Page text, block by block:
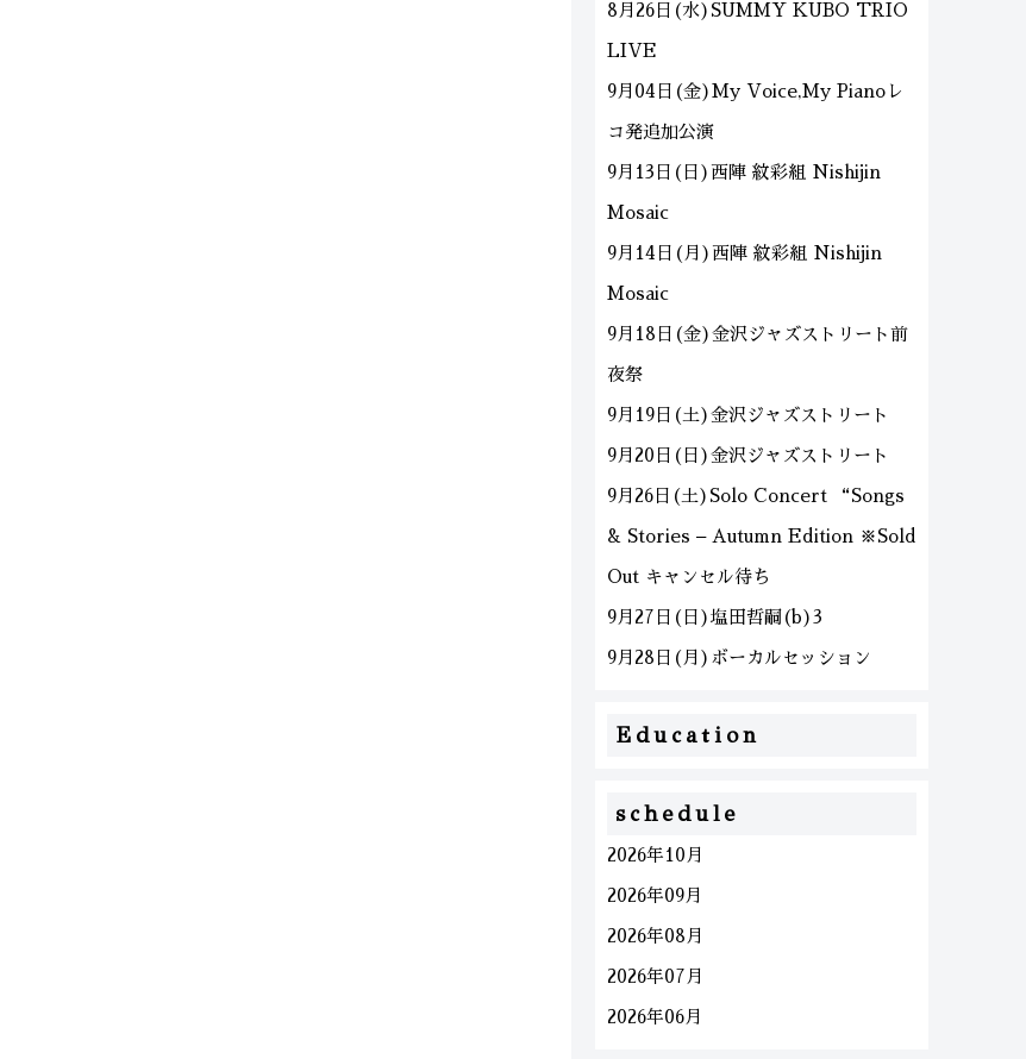
8月26日(水)SUMMY KUBO TRIO
LIVE
9月04日(金)My Voice,My Pianoレ
コ発追加公演
9月13日(日)西陣 紋彩組 Nishijin
Mosaic
9月14日(月)西陣 紋彩組 Nishijin
Mosaic
9月18日(金)金沢ジャズストリート前
夜祭
9月19日(土)金沢ジャズストリート
9月20日(日)金沢ジャズストリート
9月26日(土)Solo Concert “Songs
& Stories – Autumn Edition ※Sold
Out キャンセル待ち
9月27日(日)塩田哲嗣(b)3
9月28日(月)ボーカルセッション
Education
schedule
2026年10月
2026年09月
2026年08月
2026年07月
2026年06月